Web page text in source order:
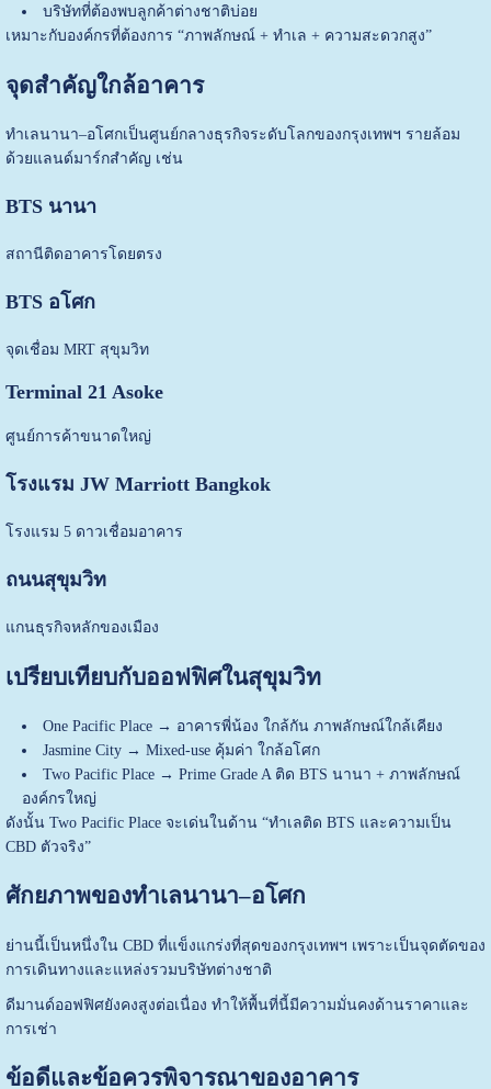
บริษัทที่ต้องพบลูกค้าต่างชาติบ่อย
เหมาะกับองค์กรที่ต้องการ “ภาพลักษณ์ + ทำเล + ความสะดวกสูง”
จุดสำคัญใกล้อาคาร
ทำเลนานา–อโศกเป็นศูนย์กลางธุรกิจระดับโลกของกรุงเทพฯ รายล้อม
ด้วยแลนด์มาร์กสำคัญ เช่น
BTS นานา
สถานีติดอาคารโดยตรง
BTS อโศก
จุดเชื่อม MRT สุขุมวิท
Terminal 21 Asoke
ศูนย์การค้าขนาดใหญ่
โรงแรม JW Marriott Bangkok
โรงแรม 5 ดาวเชื่อมอาคาร
ถนนสุขุมวิท
แกนธุรกิจหลักของเมือง
เปรียบเทียบกับออฟฟิศในสุขุมวิท
One Pacific Place → อาคารพี่น้อง ใกล้กัน ภาพลักษณ์ใกล้เคียง
Jasmine City → Mixed-use คุ้มค่า ใกล้อโศก
Two Pacific Place → Prime Grade A ติด BTS นานา + ภาพลักษณ์
องค์กรใหญ่
ดังนั้น Two Pacific Place จะเด่นในด้าน “ทำเลติด BTS และความเป็น
CBD ตัวจริง”
ศักยภาพของทำเลนานา–อโศก
ย่านนี้เป็นหนึ่งใน CBD ที่แข็งแกร่งที่สุดของกรุงเทพฯ เพราะเป็นจุดตัดของ
การเดินทางและแหล่งรวมบริษัทต่างชาติ
ดีมานด์ออฟฟิศยังคงสูงต่อเนื่อง ทำให้พื้นที่นี้มีความมั่นคงด้านราคาและ
การเช่า
ข้อดีและข้อควรพิจารณาของอาคาร